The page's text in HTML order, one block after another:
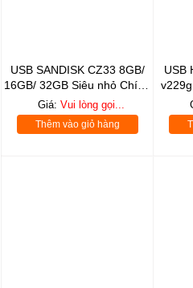
USB SANDISK CZ33 8GB/
16GB/ 32GB Siêu nhỏ Chính
Hãng
Giá:Vui lòng gọi...
Thêm vào giỏ hàng
USB